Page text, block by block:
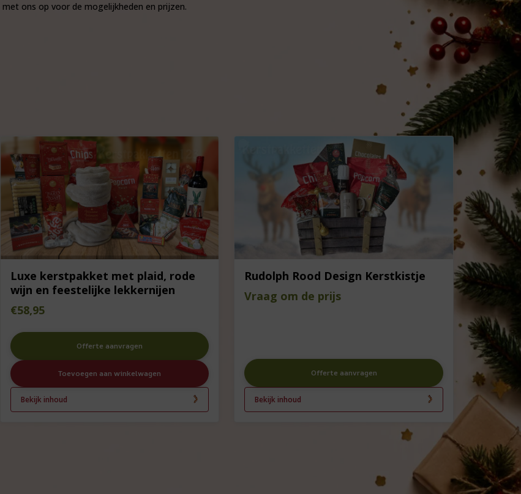
met ons op voor de mogelijkheden en prijzen.
Luxe kerstpakket met plaid, rode
wijn en feestelijke lekkernijen
€58,95
Offerte aanvragen
Toevoegen aan winkelwagen
Bekijk inhoud
Rudolph Rood Design Kerstkistje
Vraag om de prijs
Offerte aanvragen
Bekijk inhoud